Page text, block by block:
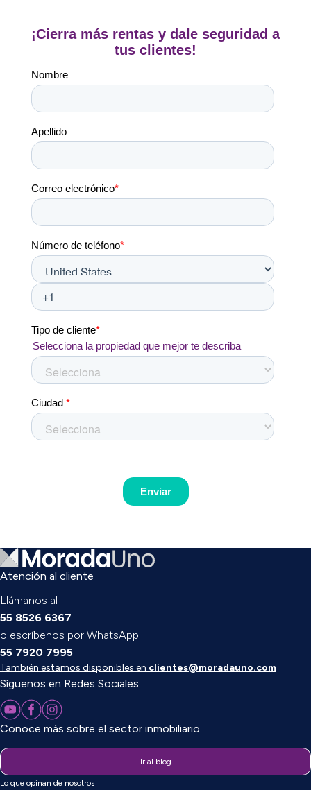
Atención al cliente
Llámanos al
55 8526 6367
o escríbenos por WhatsApp
55 7920 7995
También estamos disponibles en clientes@moradauno.com
Síguenos en Redes Sociales
Conoce más sobre el sector inmobiliario
Ir al blog
Lo que opinan de nosotros